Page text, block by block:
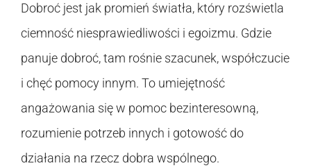
Dobroć jest jak promień światła, który rozświetla
ciemność niesprawiedliwości i egoizmu. Gdzie
panuje dobroć, tam rośnie szacunek, współczucie
i chęć pomocy innym. To umiejętność
angażowania się w pomoc bezinteresowną,
rozumienie potrzeb innych i gotowość do
działania na rzecz dobra wspólnego.